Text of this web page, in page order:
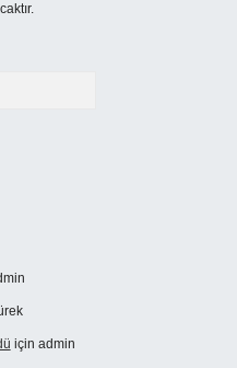
için admin